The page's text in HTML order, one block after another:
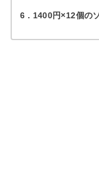
6 1400円×12個の